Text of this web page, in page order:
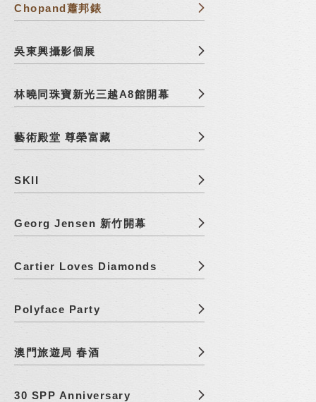
Chopand蕭邦錶
吳東興攝影個展
林曉同珠寶新光三越A8館開幕
藝術殿堂 尊榮富藏
SKII
Georg Jensen 新竹開幕
Cartier Loves Diamonds
Polyface Party
澳門旅遊局 春酒
30 SPP Anniversary